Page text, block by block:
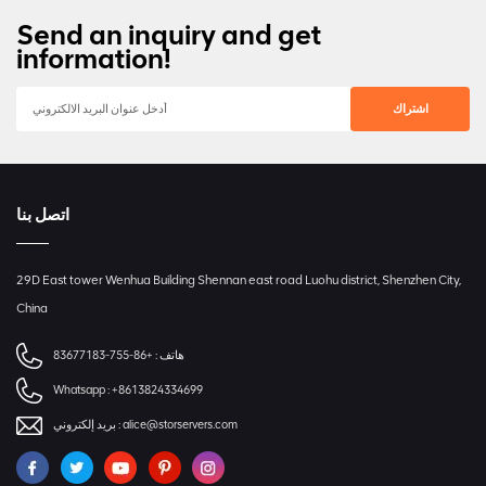
Send an inquiry and get
information!
اتصل بنا
29D East tower Wenhua Building Shennan east road Luohu district, Shenzhen City,
China
هاتف : +86-755-83677183
Whatsapp :+8613824334699
بريد إلكتروني :alice@storservers.com